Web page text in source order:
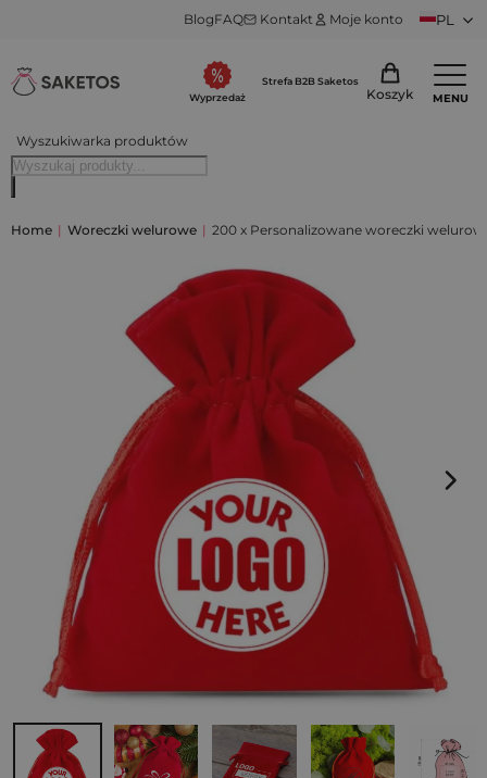
BlogFAQ Kontakt Moje konto PL
Wyszukiwarka produktów
Wyprzedaż
Strefa B2B Saketos
Koszyk MENU
Home | Woreczki welurowe | 200 x Personalizowane woreczki